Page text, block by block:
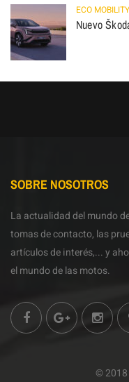
ECO MOBILITY
Nuevo
SOBRE NOSOTROS
La actualidad del mundo
tomas de contacto, las
artículos de interés,... y
el mundo de las motos.
©